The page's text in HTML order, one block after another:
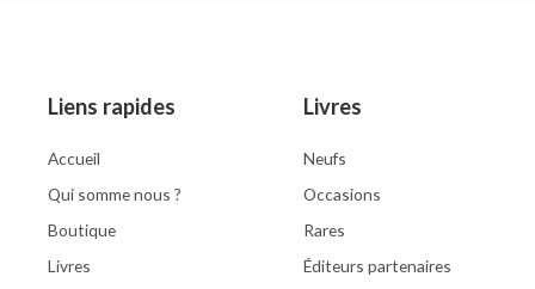
Liens rapides
Accueil
Qui somme nous ?
Boutique
Livres
Livres
Neufs
Occasions
Rares
Éditeurs partenaires